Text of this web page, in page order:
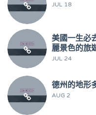
JUL 18
美國一生必
麗景色的旅
JUL 24
德州的地形
AUG 2